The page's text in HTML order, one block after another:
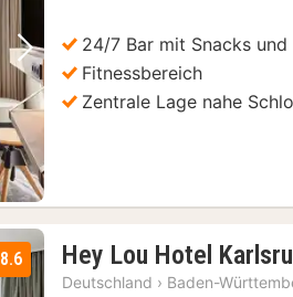
Nächstes Bild
24/7 Bar mit Snacks und
Fitnessbereich
Zentrale Lage nahe
8.6 Hey Lou Hotel
Deutschland › Baden-